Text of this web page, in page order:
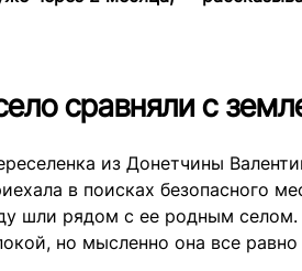
сравняли с
из Донетчины
в поисках безопасного
шли рядом с ее родным
но мысленно она все